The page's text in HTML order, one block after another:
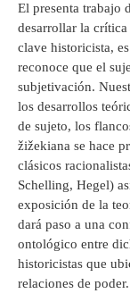
El presenta trabajo
desarrollar la
clave historicista,
reconoce que el
subjetivación.
los desarrollos
de sujeto, los
žižekiana se hace
clásicos
Schelling, Hegel)
exposición de la
dará paso a una
ontológico entre
historicistas que
relaciones de poder.